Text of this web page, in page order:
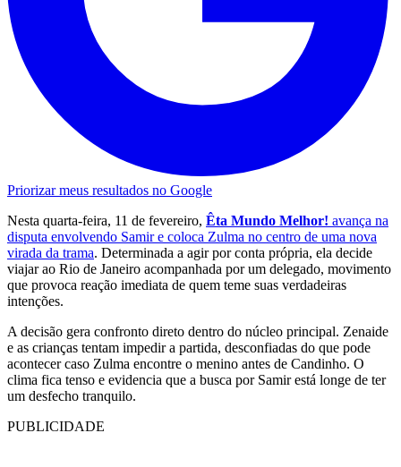
Priorizar meus resultados no Google
Nesta quarta-feira, 11 de fevereiro, Êta Mundo Melhor! avança na
disputa envolvendo Samir e coloca Zulma no centro de uma nova
virada da trama. Determinada a agir por conta própria, ela decide
viajar ao Rio de Janeiro acompanhada por um delegado, movimento
que provoca reação imediata de quem teme suas verdadeiras
intenções.
A decisão gera confronto direto dentro do núcleo principal. Zenaide
e as crianças tentam impedir a partida, desconfiadas do que pode
acontecer caso Zulma encontre o menino antes de Candinho. O
clima fica tenso e evidencia que a busca por Samir está longe de ter
um desfecho tranquilo.
PUBLICIDADE